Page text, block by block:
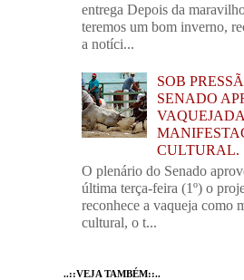
entrega Depois da
teremos um bom inverno,
a notíci...
SOB
SENADO
CULTURAL.
O plenário do Senado
última terça-feira (1º) o
reconhece a vaqueja como
cultural, o t...
..::VEJA TAMBÉM::..